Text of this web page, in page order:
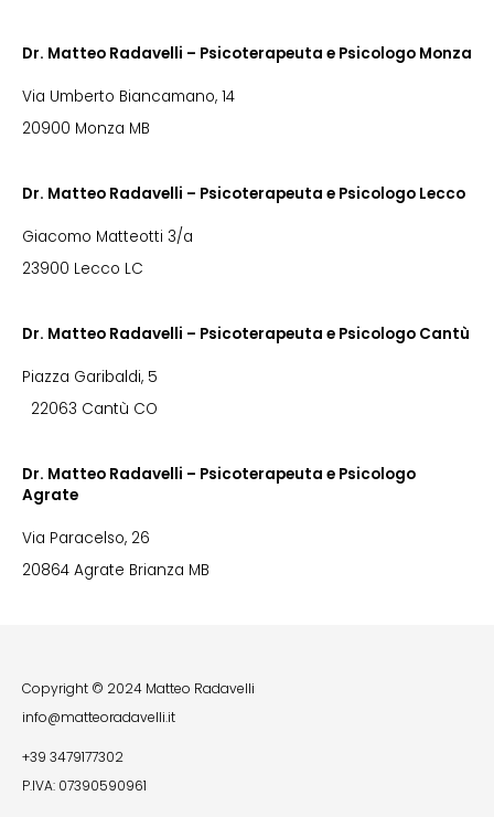
Dr. Matteo Radavelli – Psicoterapeuta e Psicologo Monza
Via Umberto Biancamano, 14
20900 Monza MB
Dr. Matteo Radavelli – Psicoterapeuta e Psicologo Lecco
Giacomo Matteotti 3/a
23900 Lecco LC
Dr. Matteo Radavelli – Psicoterapeuta e Psicologo Cantù
Piazza Garibaldi, 5
22063 Cantù CO
Dr. Matteo Radavelli – Psicoterapeuta e Psicologo
Agrate
Via Paracelso, 26
20864 Agrate Brianza MB
Copyright © 2024 Matteo Radavelli
info@matteoradavelli.it
+39 3479177302
P.IVA: 07390590961